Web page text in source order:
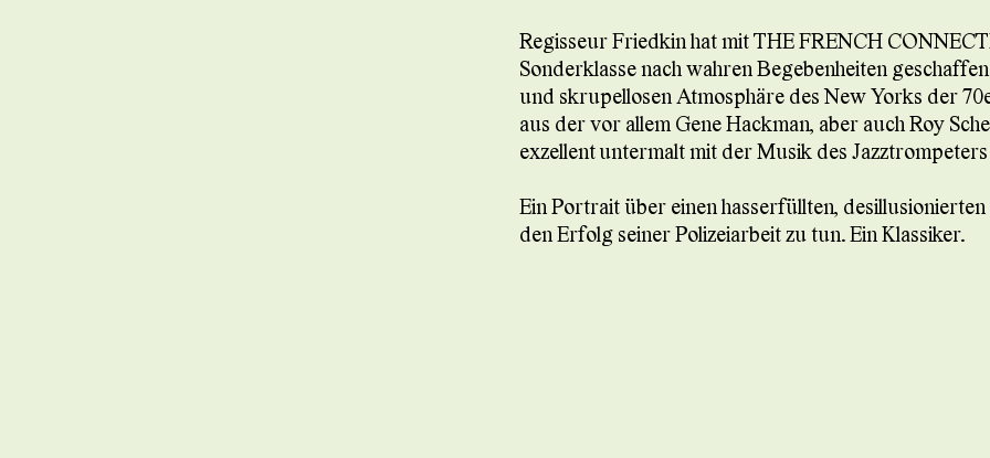
Regisseur Friedkin hat mit THE FRENCH
Sonderklasse nach wahren Begebenheiten
und skrupellosen Atmosphäre des New Yorks der
aus der vor allem Gene Hackman, aber auch Roy
exzellent untermalt mit der Musik des
Ein Portrait über einen hasserfüllten,
den Erfolg seiner Polizeiarbeit zu tun. Ein Klassiker.